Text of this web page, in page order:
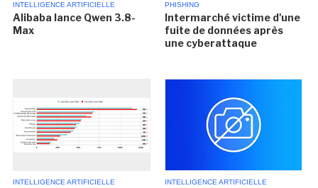
INTELLIGENCE ARTIFICIELLE
Alibaba lance Qwen 3.8-
Max
PHISHING
Intermarché victime d'une
fuite de données après
une cyberattaque
INTELLIGENCE ARTIFICIELLE INTELLIGENCE ARTIFICIELLE